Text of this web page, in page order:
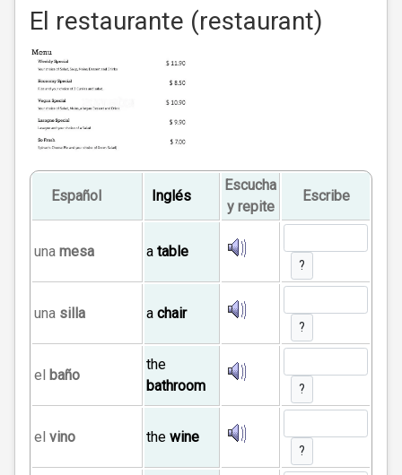
El restaurante (restaurant)
Español Inglés
Escucha
y repite
Escribe
una mesa a table
?
una silla a chair
?
el baño
the
bathroom
?
el vino the wine
?